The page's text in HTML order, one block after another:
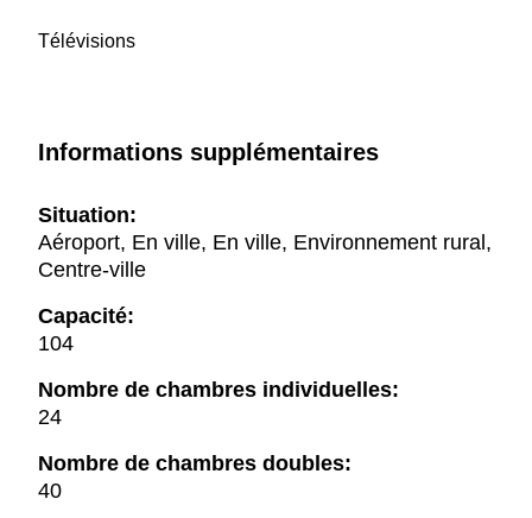
Télévisions
Informations supplémentaires
Situation:
Aéroport, En ville, En ville, Environnement rural,
Centre-ville
Capacité:
104
Nombre de chambres individuelles:
24
Nombre de chambres doubles:
40